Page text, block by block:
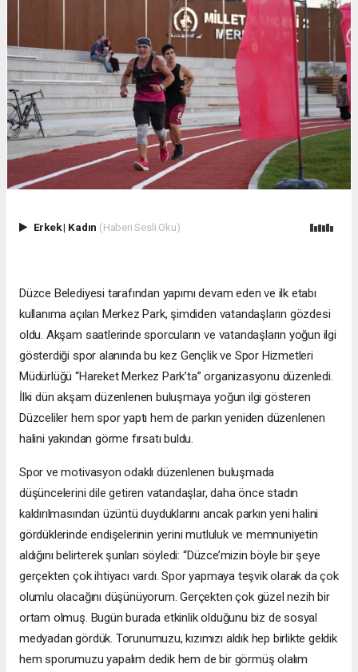
Erkek| Kadın (Haberi Sesli Oku)
Düzce Belediyesi tarafından yapımı devam eden ve ilk etabı
kullanıma açılan Merkez Park, şimdiden vatandaşların gözdesi
oldu. Akşam saatlerinde sporcuların ve vatandaşların yoğun ilgi
gösterdiği spor alanında bu kez Gençlik ve Spor Hizmetleri
Müdürlüğü “Hareket Merkez Park’ta” organizasyonu düzenledi.
İlki dün akşam düzenlenen buluşmaya yoğun ilgi gösteren
Düzceliler hem spor yaptı hem de parkın yeniden düzenlenen
halini yakından görme fırsatı buldu.
Spor ve motivasyon odaklı düzenlenen buluşmada
düşüncelerini dile getiren vatandaşlar, daha önce stadın
kaldırılmasından üzüntü duyduklarını ancak parkın yeni halini
gördüklerinde endişelerinin yerini mutluluk ve memnuniyetin
aldığını belirterek şunları söyledi: “Düzce’mizin böyle bir şeye
gerçekten çok ihtiyacı vardı. Spor yapmaya teşvik olarak da çok
olumlu olacağını düşünüyorum. Gerçekten çok güzel nezih bir
ortam olmuş. Bugün burada etkinlik olduğunu biz de sosyal
medyadan gördük. Torunumuzu, kızımızı aldık hep birlikte geldik
hem sporumuzu yapalım dedik hem de bir görmüş olalım